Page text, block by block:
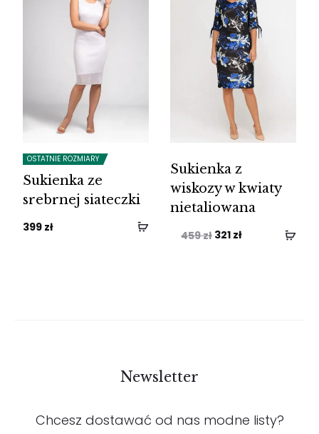
OSTATNIE ROZMIARY
Sukienka ze
srebrnej siateczki
399 zł
Sukienka z
wiskozy w kwiaty
nietaliowana
459zł Pierwotna
321 złAktualna
Newsletter
Chcesz dostawać od nas modne listy?